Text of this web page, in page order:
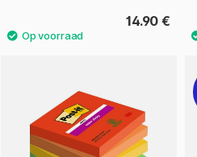
14.90 €